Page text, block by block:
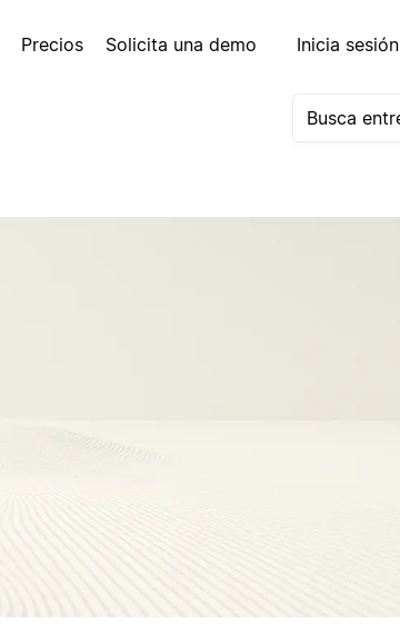
Precios Solicita una demo Inicia sesión